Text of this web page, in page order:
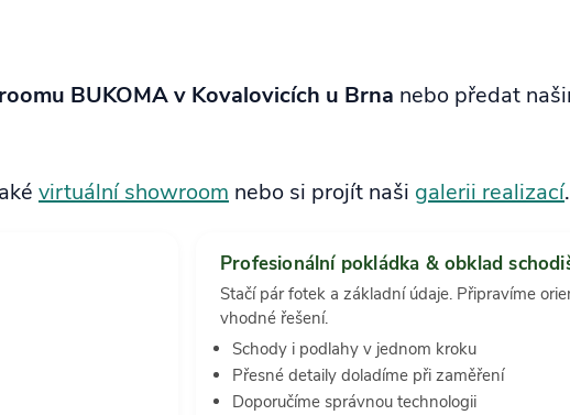
BUKOMA v Kovalovicích u Brna nebo předat
virtuální showroom nebo si projít naši galerii realizací.
Profesionální pokládka & obklad
Stačí pár fotek a základní údaje. Připravíme
vhodné řešení.
Schody i podlahy v jednom kroku
Přesné detaily doladíme při zaměření
Doporučíme správnou technologii